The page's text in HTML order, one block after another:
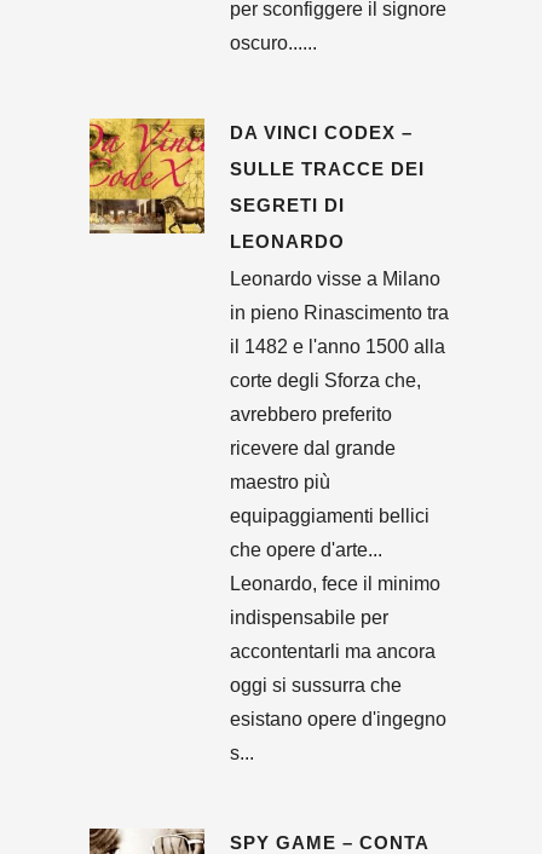
per sconfiggere il signore
oscuro......
DA VINCI CODEX –
SULLE TRACCE DEI
SEGRETI DI
LEONARDO
Leonardo visse a Milano
in pieno Rinascimento tra
il 1482 e l'anno 1500 alla
corte degli Sforza che,
avrebbero preferito
ricevere dal grande
maestro più
equipaggiamenti bellici
che opere d'arte...
Leonardo, fece il minimo
indispensabile per
accontentarli ma ancora
oggi si sussurra che
esistano opere d'ingegno
s...
SPY GAME – CONTA